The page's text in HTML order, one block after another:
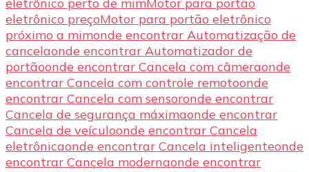
eletrônico preçoMotor para portão eletrônico
próximo a mimonde encontrar Automatização de
cancelaonde encontrar Automatizador de
portãoonde encontrar Cancela com câmeraonde
encontrar Cancela com controle remotoonde
encontrar Cancela com sensoronde encontrar
Cancela de segurança máximaonde encontrar
Cancela de veículoonde encontrar Cancela
eletrônicaonde encontrar Cancela inteligenteonde
encontrar Cancela modernaonde encontrar